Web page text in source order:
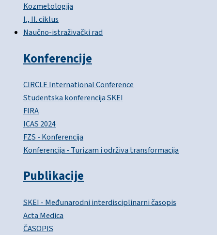
Kozmetologija
I., II. ciklus
Naučno-istraživački rad
Konferencije
CIRCLE International Conference
Studentska konferencija SKEI
FIRA
ICAS 2024
FZS - Konferencija
Konferencija - Turizam i održiva transformacija
Publikacije
SKEI - Međunarodni interdisciplinarni časopis
Acta Medica
ČASOPIS